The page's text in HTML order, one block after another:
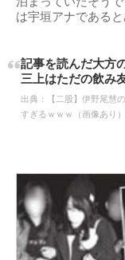
は宇垣アナであると
記事を読んだ大方
三上はただの飲み
出典：
【二股】伊野尾慧
すぎるｗｗｗ（画像あり